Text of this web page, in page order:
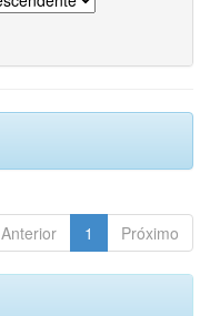
Anterior 1 Próximo